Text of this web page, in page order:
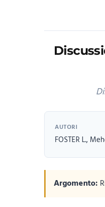
AUTORI
FOSTER L.,
Argomento: